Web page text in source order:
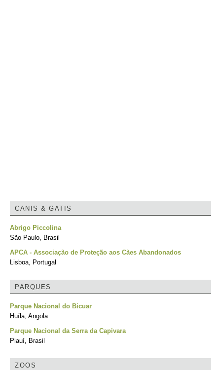
CANIS & GATIS
Abrigo Piccolina
São Paulo, Brasil
APCA - Associação de Proteção aos Cães Abandonados
Lisboa, Portugal
PARQUES
Parque Nacional do Bicuar
Huíla, Angola
Parque Nacional da Serra da Capivara
Piauí, Brasil
ZOOS